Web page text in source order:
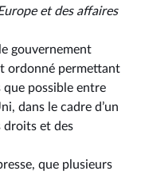
et des affaires
gouvernement
ordonné permettant
que possible entre
dans le cadre d’un
droits et des
que plusieurs